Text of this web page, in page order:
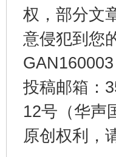
权，部分文
意侵犯到您
投稿邮箱：
12号（华声
原创权利，
全民健身五年计划